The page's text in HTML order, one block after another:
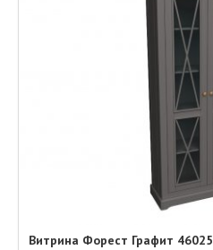
Витрина Форест Графит 46025